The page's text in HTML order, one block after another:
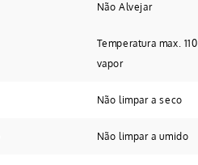
Não Alvejar
Temperatura max.
vapor
Não limpar a seco
Não limpar a umido